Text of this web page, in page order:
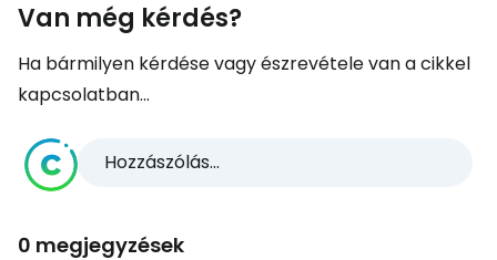
Van még kérdés?
Ha bármilyen kérdése vagy észrevétele van a cikkel
kapcsolatban...
Hozzászólás...
0 megjegyzések